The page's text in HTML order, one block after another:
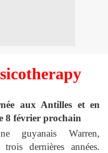
aux Antilles et en
8 février prochain
Warren,
dernières années.